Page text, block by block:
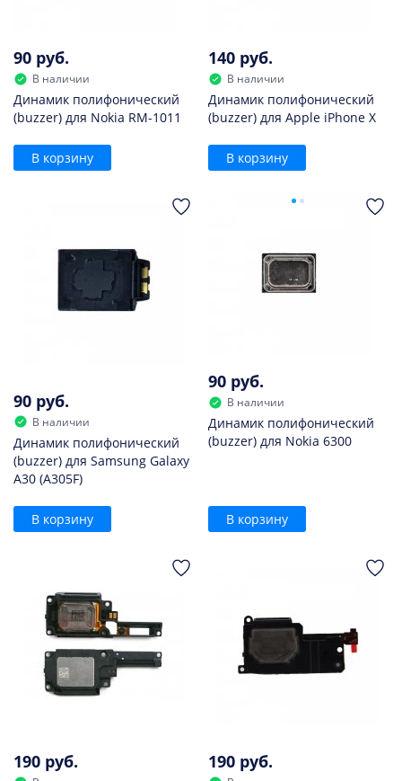
90 руб.
В наличии
Динамик полифонический
(buzzer) для Nokia RM-1011
В корзину
140 руб.
В наличии
Динамик полифонический
(buzzer) для Apple iPhone X
В корзину
90 руб.
В наличии
Динамик полифонический
(buzzer) для Samsung Galaxy
A30 (A305F)
В корзину
90 руб.
В наличии
Динамик полифонический
(buzzer) для Nokia 6300
В корзину
190 руб. 190 руб.